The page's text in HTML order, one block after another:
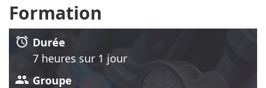
Formation
alarm Durée
7 heures sur 1 jour
group Groupe